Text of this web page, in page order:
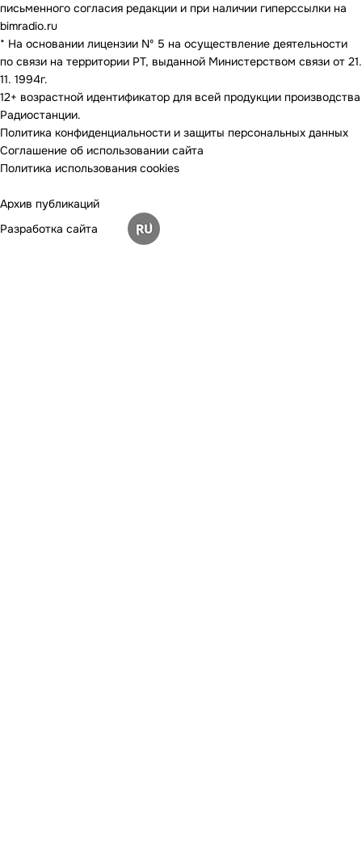
письменного согласия редакции и при наличии гиперссылки на
bimradio.ru
* На основании лицензии Nº 5 на осуществление деятельности
по связи на территории РТ, выданной Министерством связи от 21.
11. 1994г.
12+ возрастной идентификатор для всей продукции производства
Радиостанции.
Политика конфиденциальности и защиты персональных данных
Соглашение об использовании сайта
Политика использования cookies
Архив публикаций
Разработка сайта